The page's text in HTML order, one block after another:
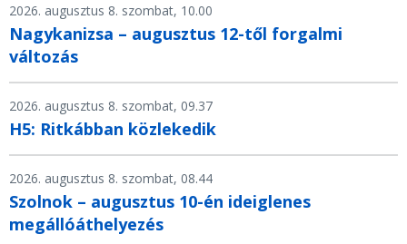
2026. augusztus 8. szombat, 10.00
Nagykanizsa – augusztus 12-től forgalmi
változás
2026. augusztus 8. szombat, 09.37
H5: Ritkábban közlekedik
2026. augusztus 8. szombat, 08.44
Szolnok – augusztus 10-én ideiglenes
megállóáthelyezés